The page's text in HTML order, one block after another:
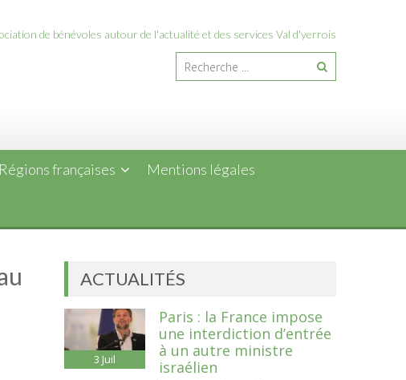
de bénévoles autour de l'actualité et des services Val d'yerrois
Régions françaises Mentions légales
ACTUALITÉS
3 Juil
Paris : la France impose
une interdiction d’entrée
à un autre ministre
israélien